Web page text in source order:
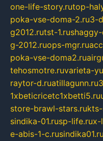
one-life-story.rutop-
poka-vse-doma-2.ru3-
g2012.rutst-1.ru
g-2012.ruops-mgr.ru
poka-vse-doma2.ru
tehosmotre.ruvarieta-
raytor-d.ruatillagunn.ru
1xbeticricetc1xbetti5.ru
store-brawl-stars.ru
sindika-01.rusp-life.rux-
e-abis-1-c.rusindika01.ru